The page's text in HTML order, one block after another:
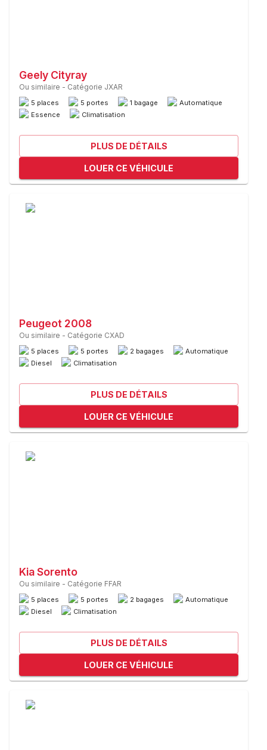
Geely Cityray
Ou similaire - Catégorie JXAR
5 places 5 portes 1 bagage
Automatique
Essence
Climatisation
PLUS DE DÉTAILS
LOUER CE VÉHICULE
Peugeot 2008
Ou similaire - Catégorie CXAD
5 places 5 portes 2 bagages
Automatique
Diesel
Climatisation
PLUS DE DÉTAILS
LOUER CE VÉHICULE
Kia Sorento
Ou similaire - Catégorie FFAR
5 places 5 portes 2 bagages
Automatique
Diesel
Climatisation
PLUS DE DÉTAILS
LOUER CE VÉHICULE